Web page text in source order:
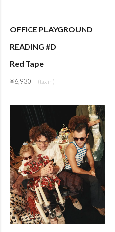
OFFICE PLAYGROUND
READING #D
Red Tape
¥6,930